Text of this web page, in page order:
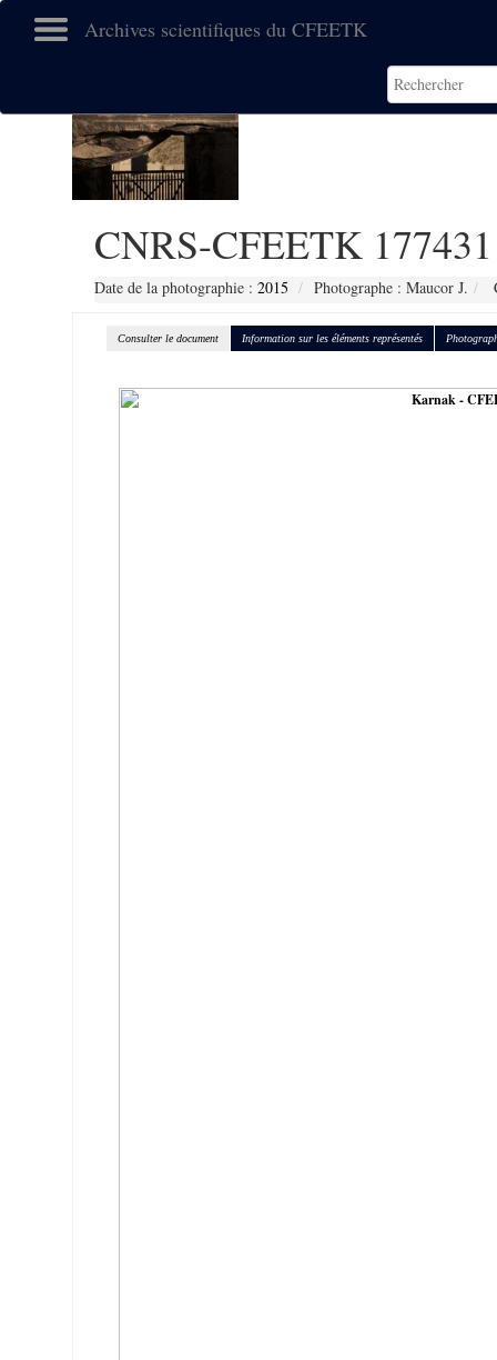
Archives scientifiques du CFEETK
CNRS-CFEETK 177431
Date de la photographie : 2015 Photographe : Maucor J.
Consulter le document Information sur les éléments représentés